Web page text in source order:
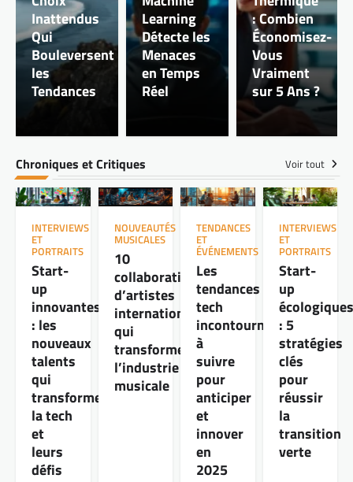
Marché du Travail : Opportunités et Défis
EMPLOI ET CHÔMAGE EN FRANCE
Chômage en France : Découvrez les Causes
Profondes et Solutions Innovantes
Inattendus
Qui
Bouleversent
les
Tendances
Learning
Détecte les
Menaces
en Temps
Réel
: Combien
Économisez-
Vous
Vraiment
sur 5 Ans ?
Chroniques et Critiques Voir tout
INTERVIEWS
ET
PORTRAITS
Start-
up
innovantes
: les
nouveaux
talents
qui
transforment
la tech
et
leurs
défis
NOUVEAUTÉS
MUSICALES
10
collaborations
d’artistes
internationaux
qui
transforment
l’industrie
musicale
TENDANCES
ET
ÉVÉNEMENTS
Les
tendances
tech
incontournables
à
suivre
pour
anticiper
et
innover
en
2025
INTERVIEWS
ET
PORTRAITS
Start-
up
écologiques
: 5
stratégies
clés
pour
réussir
la
transition
verte